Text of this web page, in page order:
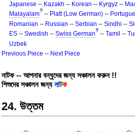
Japanese -- Kazakh -- Korean -- Kyrgyz --
Malayalam? -- Platt (Low German) --
Romanian -- Russian -- Serbian -- Sindhi --
ES -- Swedish -- Swiss German? -- Tamil --
Uzbek
Previous Piece -- Next Piece
নাটক -- আপনার বন্ধুদের জন্য সঞ্চালন করুন !!
শিশুদের সঞ্চালন জন্যনাটক
24. উত্তম